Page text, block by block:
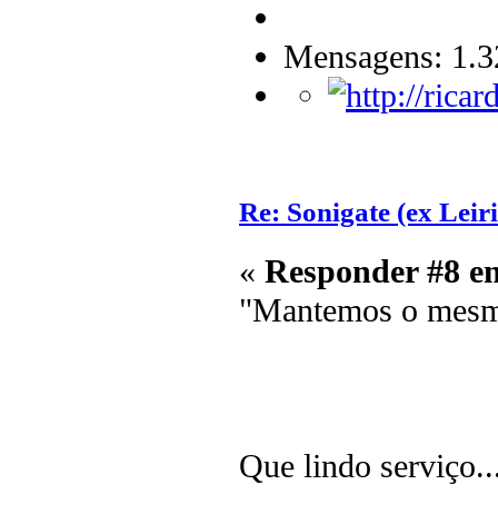
Mensagens:
Re: Sonigate (ex
« Responder #8
"Mantemos o
Que lindo